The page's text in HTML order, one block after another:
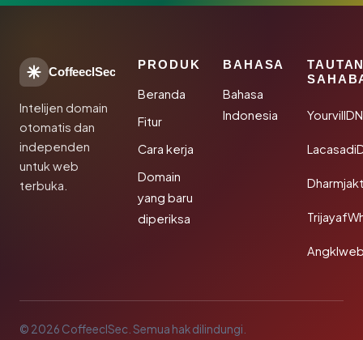
CoffeeclSec
Intelijen domain
otomatis dan
independen
untuk web
terbuka.
PRODUK
Beranda
Fitur
Cara kerja
Domain
yang baru
diperiksa
BAHASA
Bahasa
Indonesia
© 2026 CoffeeclSec. Semua hak dilindungi.